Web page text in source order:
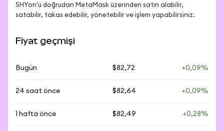
SHYon'ü doğrudan MetaMask üzerinden satın alabilir,
satabilir, takas edebilir, yönetebilir ve işlem yapabilirsiniz.
Fiyat geçmişi
Bugün $82,72 +0,09%
24 saat önce $82,64 +0,09%
1 hafta önce $82,49 +0,28%